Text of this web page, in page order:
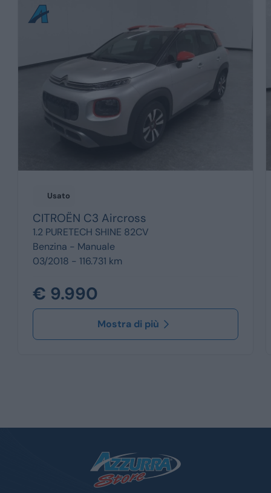
Usato
CITROËN C3 Aircross
1.2 PURETECH SHINE 82CV
Benzina - Manuale
03/2018 - 116.731 km
€ 9.990
Mostra di più